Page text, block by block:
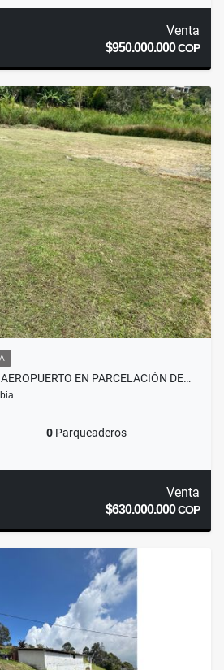
Venta
$950.000.000COP
EN PARCELACIÓN DE…
0 Parqueaderos
Venta
$630.000.000COP